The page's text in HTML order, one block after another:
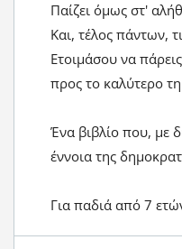
Παίζει όμως στ'
Και, τέλος πάντων,
Ετοιμάσου να
προς το καλύτερο
Ένα βιβλίο που, με
έννοια της
Για παδιά από 7